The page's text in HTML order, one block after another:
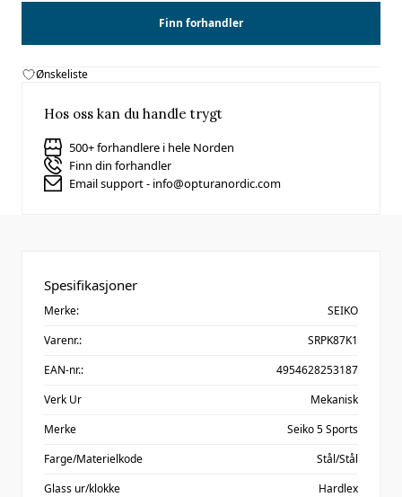
Finn forhandler
Ønskeliste
Hos oss kan du handle trygt
500+ forhandlere i hele Norden
Finn din forhandler
Email support - info@opturanordic.com
Spesifikasjoner
Merke:
SEIKO
Varenr.:
SRPK87K1
EAN-nr.:
4954628253187
Verk Ur
Mekanisk
Merke
Seiko 5 Sports
Farge/Materielkode
Stål/Stål
Glass ur/klokke
Hardlex